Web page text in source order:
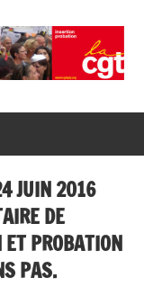
JUIN 2016
DE
PROBATION
PAS.